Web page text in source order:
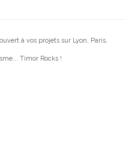
à vos projets sur Lyon, Paris,
Timor Rocks !